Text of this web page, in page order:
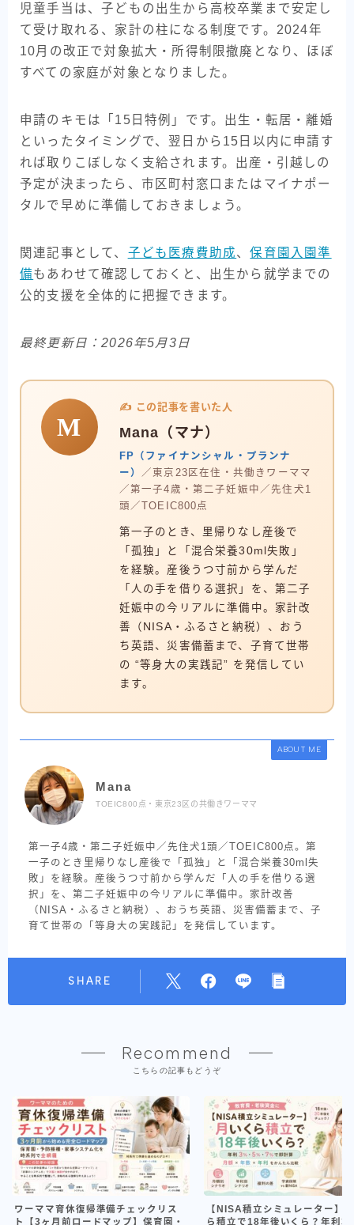
児童手当は、子どもの出生から高校卒業まで安定し
て受け取れる、家計の柱になる制度です。2024年
10月の改正で対象拡大・所得制限撤廃となり、ほぼ
すべての家庭が対象となりました。
申請のキモは「15日特例」です。出生・転居・離婚
といったタイミングで、翌日から15日以内に申請す
れば取りこぼしなく支給されます。出産・引越しの
予定が決まったら、市区町村窓口またはマイナポー
タルで早めに準備しておきましょう。
関連記事として、 子ども医療費助成、保育園入園準
備もあわせて確認しておくと、出生から就学までの
公的支援を全体的に把握できます。
最終更新日：2026年5月3日
M
✍️ この記事を書いた人
Mana（マナ）
FP（ファイナンシャル・プランナ
ー） ／東京23区在住・共働きワーママ
／第一子4歳・第二子妊娠中／先住犬1
頭／TOEIC800点
第一子のとき、里帰りなし産後で
「孤独」と「混合栄養30ml失敗」
を経験。産後うつ寸前から学んだ
「人の手を借りる選択」を、第二子
妊娠中の今リアルに準備中。家計改
善（NISA・ふるさと納税）、おう
ち英語、災害備蓄まで、子育て世帯
の “等身大の実践記” を発信してい
ます。
ABOUT ME
Mana
TOEIC800点・東京23区の共働きワーママ
第一子4歳・第二子妊娠中／先住犬1頭／TOEIC800点。第
一子のとき里帰りなし産後で「孤独」と「混合栄養30ml失
敗」を経験。産後うつ寸前から学んだ「人の手を借りる選
択」を、第二子妊娠中の今リアルに準備中。家計改善
（NISA・ふるさと納税）、おうち英語、災害備蓄まで、子
育て世帯の「等身大の実践記」を発信しています。
SHARE
Recommend
こちらの記事もどうぞ
ワーママ育休復帰準備チェックリス
ト【3ヶ月前ロードマップ】保育園・
【NISA積立シミュレーター】
ら積立で18年後いくら？年利